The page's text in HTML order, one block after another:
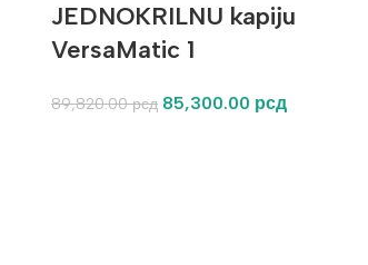
JEDNOKRILNU kapiju
VersaMatic 1
89,820.00рсд 85,300.00 рсд